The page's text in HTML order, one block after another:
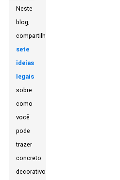
Neste
blog,
compartilharei
sete
ideias
legais
sobre
como
você
pode
trazer
concreto
decorativo